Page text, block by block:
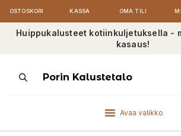
OSTOSKORI KASSA OMA TILI
Huippukalusteet kotiinkuljetuksella -
kasaus!
ProductsPorin Kalustetalo
Avaa valikko